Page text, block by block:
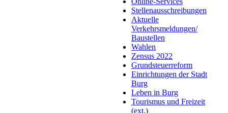
Stellenausschreibungen
Aktuelle
Verkehrsmeldungen/
Baustellen
Wahlen
Zensus 2022
Grundsteuerreform
Einrichtungen der Stadt
Burg
Leben in Burg
Tourismus und Freizeit
(ext.)